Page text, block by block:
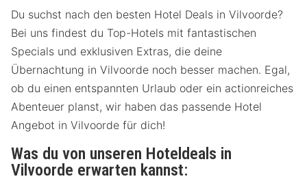
Du suchst nach den besten Hotel Deals in Vilvoorde?
Bei uns findest du Top-Hotels mit fantastischen
Specials und exklusiven Extras, die deine
Übernachtung in Vilvoorde noch besser machen. Egal,
ob du einen entspannten Urlaub oder ein actionreiches
Abenteuer planst, wir haben das passende Hotel
Angebot in Vilvoorde für dich!
Was du von unseren Hoteldeals in
Vilvoorde erwarten kannst: